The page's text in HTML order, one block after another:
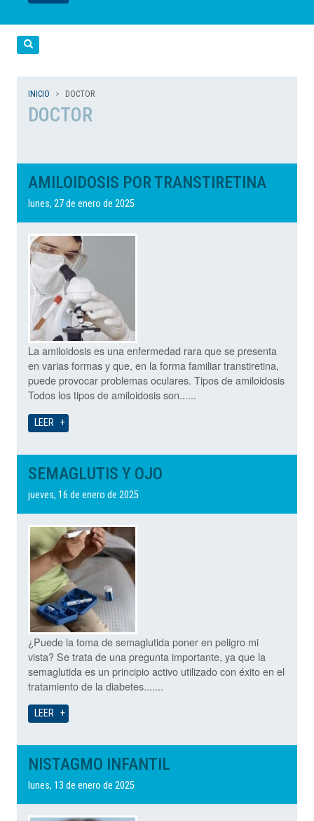
LEER
LEER
LEER
LEER
LEER
INICIO DOCTOR
DOCTOR
AMILOIDOSIS POR TRANSTIRETINA
lunes, 27 de enero de 2025
La amiloidosis es una enfermedad rara que se presenta
en varias formas y que, en la forma familiar transtiretina,
puede provocar problemas oculares. Tipos de amiloidosis
Todos los tipos de amiloidosis son......
LEER
SEMAGLUTIS Y OJO
jueves, 16 de enero de 2025
¿Puede la toma de semaglutida poner en peligro mi
vista? Se trata de una pregunta importante, ya que la
semaglutida es un principio activo utilizado con éxito en el
tratamiento de la diabetes.......
LEER
NISTAGMO INFANTIL
lunes, 13 de enero de 2025